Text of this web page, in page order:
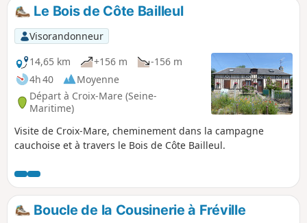
Le Bois de Côte Bailleul
Visorandonneur
14,65 km
+156 m
-156 m
4h 40
Moyenne
Départ à Croix-Mare (Seine-
Maritime)
Visite de Croix-Mare, cheminement dans la campagne
cauchoise et à travers le Bois de Côte Bailleul.
Boucle de la Cousinerie à Fréville